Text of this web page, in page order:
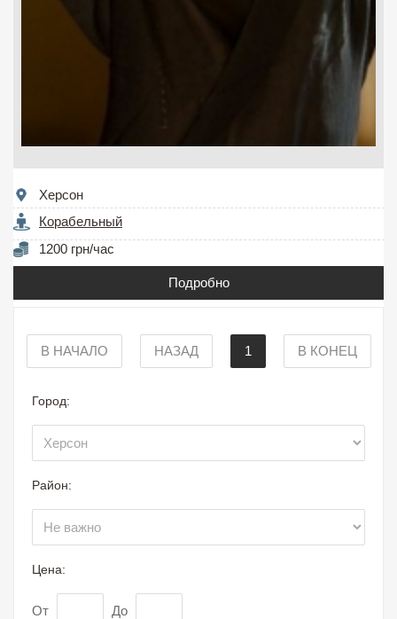
Херсон
Корабельный
1200 грн/час
Подробно
В НАЧАЛО НАЗАД 1 В КОНЕЦ
Город:
Район:
Цена:
От До